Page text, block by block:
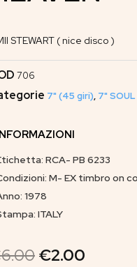
STEWART ( nice disco )
706
7" (45 giri), 7" SOUL
RCA- PB 6233
M- EX timbro on
1978
ITALY
6.00 €2.00